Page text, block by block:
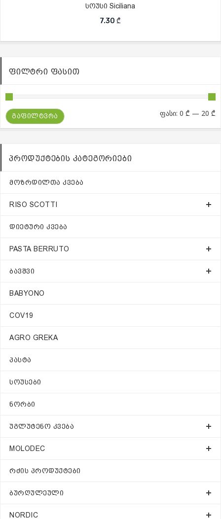
სოუსი Siciliana
7.30 ₾
ᲤᲘᲚᲢᲠᲘ ᲤᲐᲡᲘᲗ
ᲒᲐᲤᲘᲚᲢᲕᲠᲐ ფასი: 0 ₾ — 20 ₾
ᲞᲠᲝᲓᲣᲥᲢᲔᲑᲘᲡ ᲙᲐᲢᲔᲒᲝᲠᲘᲔᲑᲘ
ᲛᲝᲖᲠᲓᲘᲚᲗᲐ ᲙᲕᲔᲑᲐ
RISO SCOTTI
ᲓᲘᲔᲢᲣᲠᲘ ᲙᲕᲔᲑᲐ
PASTA BERRUTO
ᲑᲐᲕᲨᲕᲘ
BABYONO
COV19
AGRO GREKA
ᲞᲐᲡᲢᲐ
ᲡᲝᲣᲡᲔᲑᲘ
ᲜᲝᲠᲑᲘ
ᲣᲒᲚᲣᲢᲔᲜᲝ ᲙᲕᲔᲑᲐ
MOLODEC
ᲠᲫᲘᲡ ᲞᲠᲝᲓᲣᲥᲢᲔᲑᲘ
ᲑᲣᲠᲦᲣᲚᲔᲣᲚᲘ
NORDIC